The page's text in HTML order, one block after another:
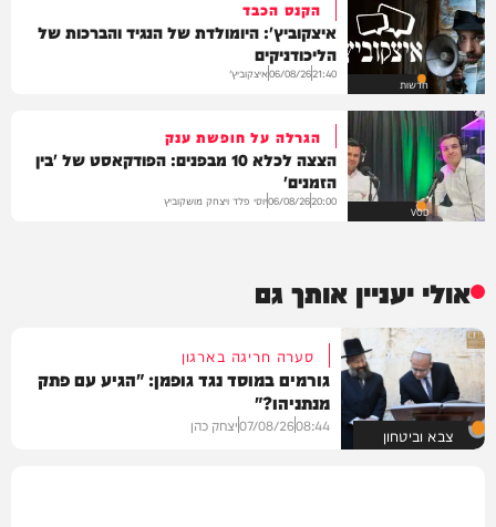
חדשות
הקנס הכבד
איצקוביץ': היומולדת של הנגיד והברכות של
הליכודניקים
21:40
06/08/26איצקוביץ'
VOD
הגרלה על חופשת ענק
הצצה לכלא 10 מבפנים: הפודקאסט של 'בין
הזמנים'
20:00
06/08/26יוסי פלד ויצחק מושקוביץ
אולי יעניין אותך גם
צבא וביטחון
סערה חריגה בארגון
גורמים במוסד נגד גופמן: "הגיע עם פתק
מנתניהו?"
08:44
07/08/26יצחק כהן